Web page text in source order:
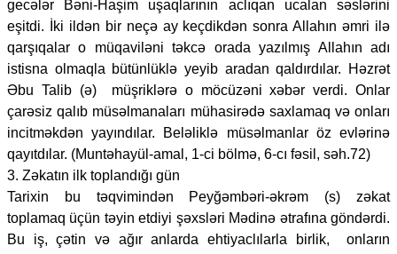
gecələr Bəni-Haşim uşaqlarının aclıqan ucalan səslərini
eşitdi. İki ildən bir neçə ay keçdikdən sonra Allahın əmri ilə
qarşıqalar o müqaviləni təkcə orada yazılmış Allahın adı
istisna olmaqla bütünlüklə yeyib aradan qaldırdılar. Həzrət
Əbu Talib (ə) müşriklərə o möcüzəni xəbər verdi. Onlar
çarəsiz qalıb müsəlmanaları mühasirədə saxlamaq və onları
incitməkdən yayındılar. Beləliklə müsəlmanlar öz evlərinə
qayıtdılar. (Muntəhayül-amal, 1-ci bölmə, 6-cı fəsil, səh.72)
3. Zəkatın ilk toplandığı gün
Tarixin bu təqvimindən Peyğəmbəri-əkrəm (s) zəkat
toplamaq üçün təyin etdiyi şəxsləri Mədinə ətrafına göndərdi.
Bu iş, çətin və ağır anlarda ehtiyaclılarla birlik, onların